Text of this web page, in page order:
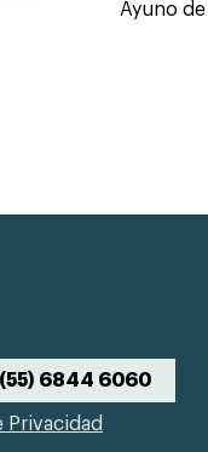
Ayuno
(55) 6844 6060
Privacidad